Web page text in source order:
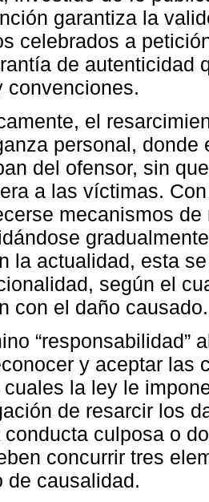
garantiza la
celebrados a
de autenticidad
convenciones.
el
personal,
del ofensor, sin
a las víctimas.
mecanismos
la actualidad, esta
según el
con el daño causado.
“responsabilidad”
y aceptar las
cuales la ley le
de resarcir los
conducta culposa o
concurrir tres
de causalidad.